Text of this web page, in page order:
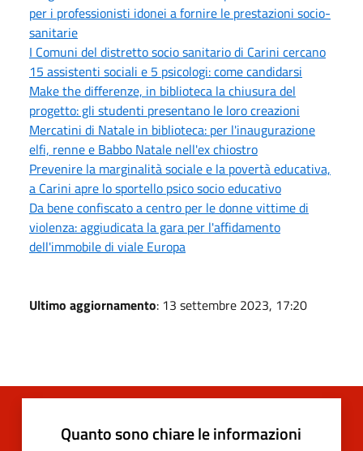
per i professionisti idonei a fornire le prestazioni socio-
sanitarie
I Comuni del distretto socio sanitario di Carini cercano
15 assistenti sociali e 5 psicologi: come candidarsi
Make the differenze, in biblioteca la chiusura del
progetto: gli studenti presentano le loro creazioni
Mercatini di Natale in biblioteca: per l'inaugurazione
elfi, renne e Babbo Natale nell'ex chiostro
Prevenire la marginalità sociale e la povertà educativa,
a Carini apre lo sportello psico socio educativo
Da bene confiscato a centro per le donne vittime di
violenza: aggiudicata la gara per l'affidamento
dell'immobile di viale Europa
Ultimo aggiornamento: 13 settembre 2023, 17:20
Quanto sono chiare le informazioni